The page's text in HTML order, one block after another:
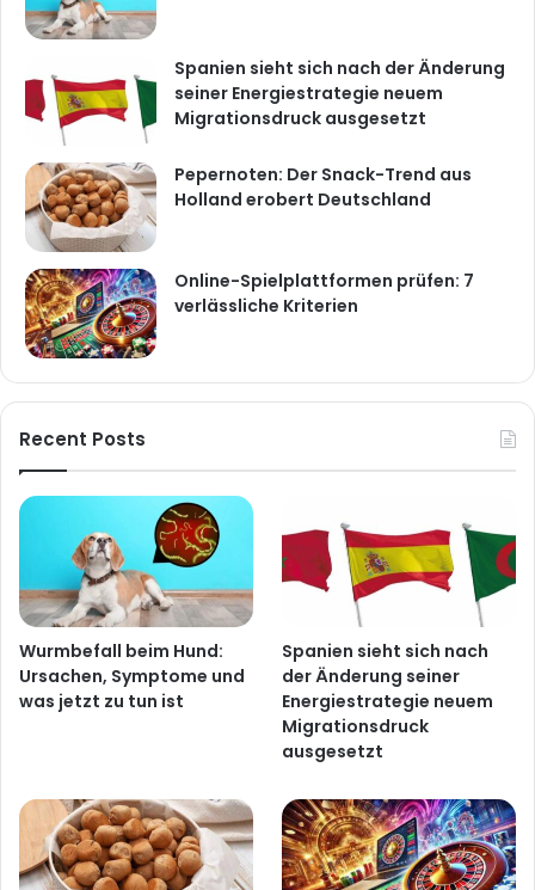
Spanien sieht sich nach der Änderung
seiner Energiestrategie neuem
Migrationsdruck ausgesetzt
Pepernoten: Der Snack-Trend aus
Holland erobert Deutschland
Online-Spielplattformen prüfen: 7
verlässliche Kriterien
Recent Posts
Wurmbefall beim Hund:
Ursachen, Symptome und
was jetzt zu tun ist
Spanien sieht sich nach
der Änderung seiner
Energiestrategie neuem
Migrationsdruck
ausgesetzt